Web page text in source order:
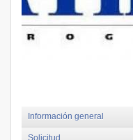
Información general
Solicitud